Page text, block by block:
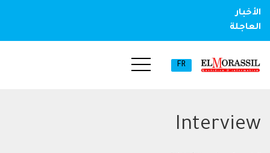
الأخبار
العاجلة
FR
Interview